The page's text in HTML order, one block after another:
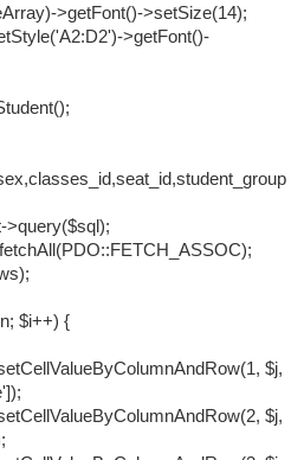
>getFont()->setSize(14);
>getFont()-
$i++) {
$j,
$j,